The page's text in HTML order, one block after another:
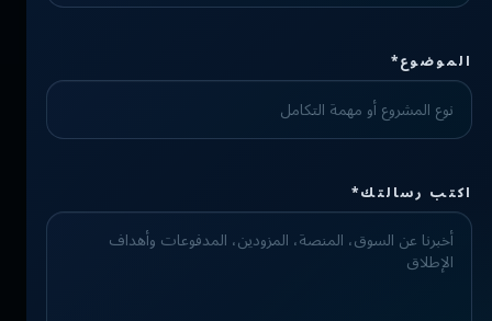
الموضوع*
Check the form fields
Please fix the highlighted fields.اكتب رسالتك*